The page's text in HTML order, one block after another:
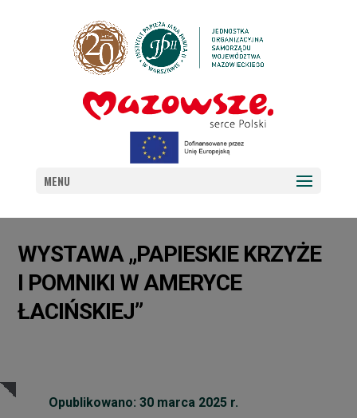
MENU
WYSTAWA „PAPIESKIE KRZYŻE
I POMNIKI W AMERYCE
ŁACIŃSKIEJ”
Opublikowano: 30 marca 2025 r.